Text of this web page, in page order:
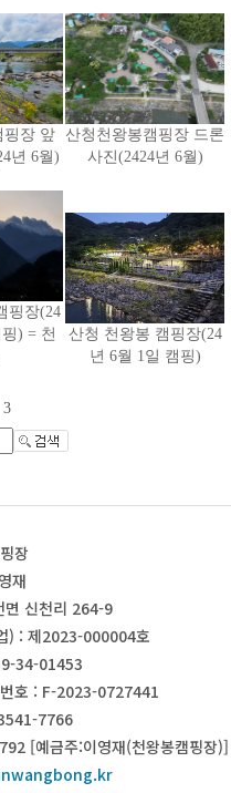
핑장 앞
년 6월)
산청천왕봉캠핑장 드론
사진(2424년 6월)
핑장(24
) = 천
산청 천왕봉 캠핑장(24
년 6월 1일 캠핑)
3
장
재
면 신천리 264-9
) : 제2023-000004호
34-01453
호 : F-2023-0727441
7766
[예금주:이영재(천왕봉캠핑장)]